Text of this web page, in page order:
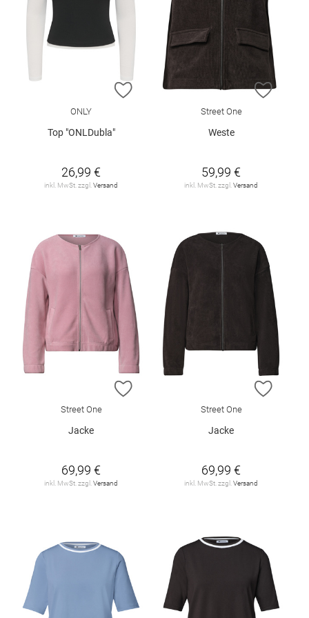
ZUR WUNSCHLISTE HINZUFÜGEN
ONLY
Top "ONLDubla"
26,99 €
inkl. MwSt. zzgl. Versand
ZUR
Street One
Weste
59,99 €
inkl. MwSt. zzgl. Versand
ZUR WUNSCHLISTE HINZUFÜGEN
Street One
Jacke
69,99 €
inkl. MwSt. zzgl.Versand
ZUR
Street One
Jacke
69,99 €
inkl. MwSt. zzgl.Versand